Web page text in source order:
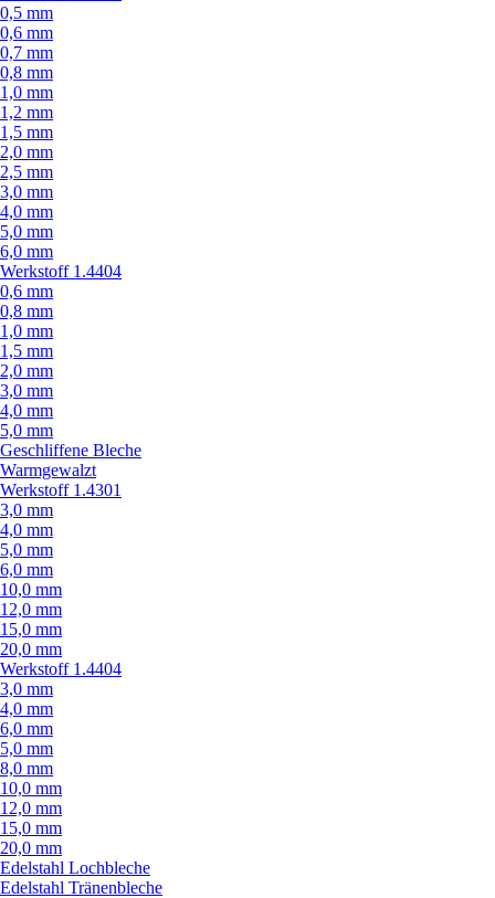
0,5 mm
0,6 mm
0,7 mm
0,8 mm
1,0 mm
1,2 mm
1,5 mm
2,0 mm
2,5 mm
3,0 mm
4,0 mm
5,0 mm
6,0 mm
Werkstoff 1.4404
0,6 mm
0,8 mm
1,0 mm
1,5 mm
2,0 mm
3,0 mm
4,0 mm
5,0 mm
Geschliffene Bleche
Warmgewalzt
Werkstoff 1.4301
3,0 mm
4,0 mm
5,0 mm
6,0 mm
10,0 mm
12,0 mm
15,0 mm
20,0 mm
Werkstoff 1.4404
3,0 mm
4,0 mm
6,0 mm
5,0 mm
8,0 mm
10,0 mm
12,0 mm
15,0 mm
20,0 mm
Edelstahl Lochbleche
Edelstahl Tränenbleche